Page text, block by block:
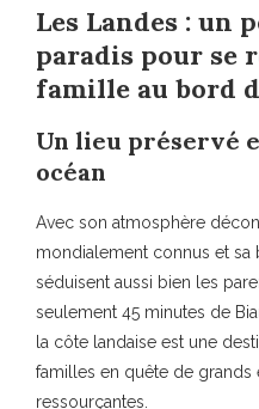
Les Landes : un
paradis pour se
famille au bord
Un lieu préservé
océan
Avec son atmosphère
mondialement connus et sa
séduisent aussi bien les
seulement 45 minutes de
la côte landaise est une
familles en quête de grands
ressourçantes.